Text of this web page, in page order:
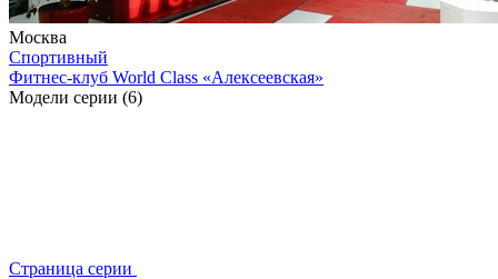
Москва
Спортивный
Фитнес-клуб World Class «Алексеевская»
Модели серии (6)
Страница серии